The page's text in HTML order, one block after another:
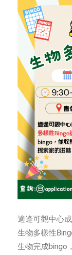
適逢可觀中心
生物多樣性
生物完成bingo